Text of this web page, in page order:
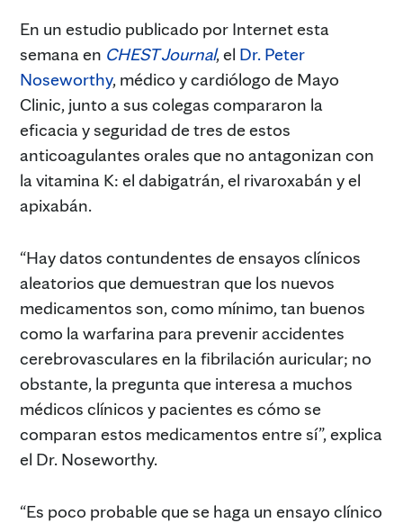
En un estudio publicado por Internet esta
semana en CHEST Journal, el Dr. Peter
Noseworthy, médico y cardiólogo de Mayo
Clinic, junto a sus colegas compararon la
eficacia y seguridad de tres de estos
anticoagulantes orales que no antagonizan con
la vitamina K: el dabigatrán, el rivaroxabán y el
apixabán.
“Hay datos contundentes de ensayos clínicos
aleatorios que demuestran que los nuevos
medicamentos son, como mínimo, tan buenos
como la warfarina para prevenir accidentes
cerebrovasculares en la fibrilación auricular; no
obstante, la pregunta que interesa a muchos
médicos clínicos y pacientes es cómo se
comparan estos medicamentos entre sí”, explica
el Dr. Noseworthy.
“Es poco probable que se haga un ensayo clínico